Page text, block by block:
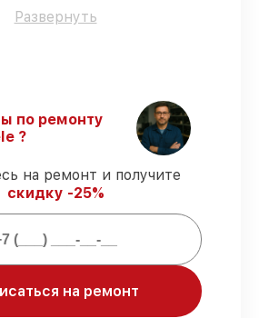
аттестация подтверждают
профессионализма.
с полным гарантийным
восстановлении:
проводится в присутствии
на складе или доступны
и проверенные
– с учётом любых
Развернуть
по ремонту
?
на ремонт и получите
скидку -25%
на ремонт